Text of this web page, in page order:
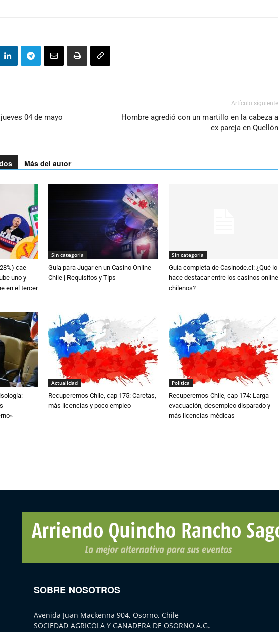
el
volumen.
04 de mayo
Artículo siguiente
Hombre agredió con un martillo en la cabeza a
ex pareja en Quellón
Más del autor
cae
uno y
en el tercer
Sin categoría
Guía para Jugar en un Casino Online
Chile | Requisitos y Tips
Sin categoría
Guía completa de Casinode.cl: ¿Qué lo
hace destacar entre los casinos online
chilenos?
Actualidad
Recuperemos Chile, cap 175: Caretas,
más licencias y poco empleo
Política
Recuperemos Chile, cap 174: Larga
evacuación, desempleo disparado y
más licencias médicas
SOBRE NOSOTROS
Avenida Juan Mackenna 904, Osorno, Chile
SOCIEDAD AGRICOLA Y GANADERA DE OSORNO A.G.